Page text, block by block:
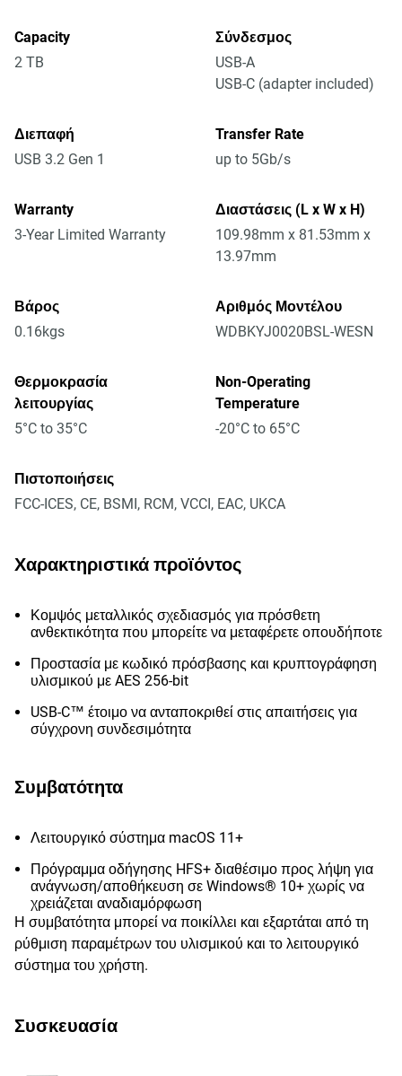
Capacity
2 TB
Σύνδεσμος
USB-A
USB-C (adapter included)
Διεπαφή
USB 3.2 Gen 1
Transfer Rate
up to 5Gb/s
Warranty
3-Year Limited Warranty
Διαστάσεις (L x W x H)
109.98mm x 81.53mm x
13.97mm
Βάρος
0.16kgs
Αριθμός Μοντέλου
WDBKYJ0020BSL-WESN
Θερμοκρασία
λειτουργίας
5°C to 35°C
Non-Operating
Temperature
-20°C to 65°C
Πιστοποιήσεις
FCC-ICES, CE, BSMI, RCM, VCCI, EAC, UKCA
Χαρακτηριστικά προϊόντος
Κομψός μεταλλικός σχεδιασμός για πρόσθετη
ανθεκτικότητα που μπορείτε να μεταφέρετε οπουδήποτε
Προστασία με κωδικό πρόσβασης και κρυπτογράφηση
υλισμικού με AES 256-bit
USB-C™ έτοιμο να ανταποκριθεί στις απαιτήσεις για
σύγχρονη συνδεσιμότητα
Συμβατότητα
Λειτουργικό σύστημα macOS 11+
Πρόγραμμα οδήγησης HFS+ διαθέσιμο προς λήψη για
ανάγνωση/αποθήκευση σε Windows® 10+ χωρίς να
χρειάζεται αναδιαμόρφωση
Η συμβατότητα μπορεί να ποικίλλει και εξαρτάται από τη
ρύθμιση παραμέτρων του υλισμικού και το λειτουργικό
σύστημα του χρήστη.
Συσκευασία